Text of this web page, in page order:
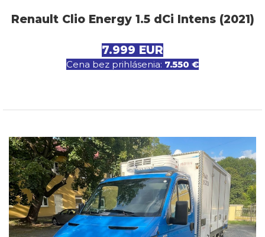
Renault Clio Energy 1.5 dCi Intens (2021)
7.999 EUR
Cena bez prihlásenia: 7.550 €